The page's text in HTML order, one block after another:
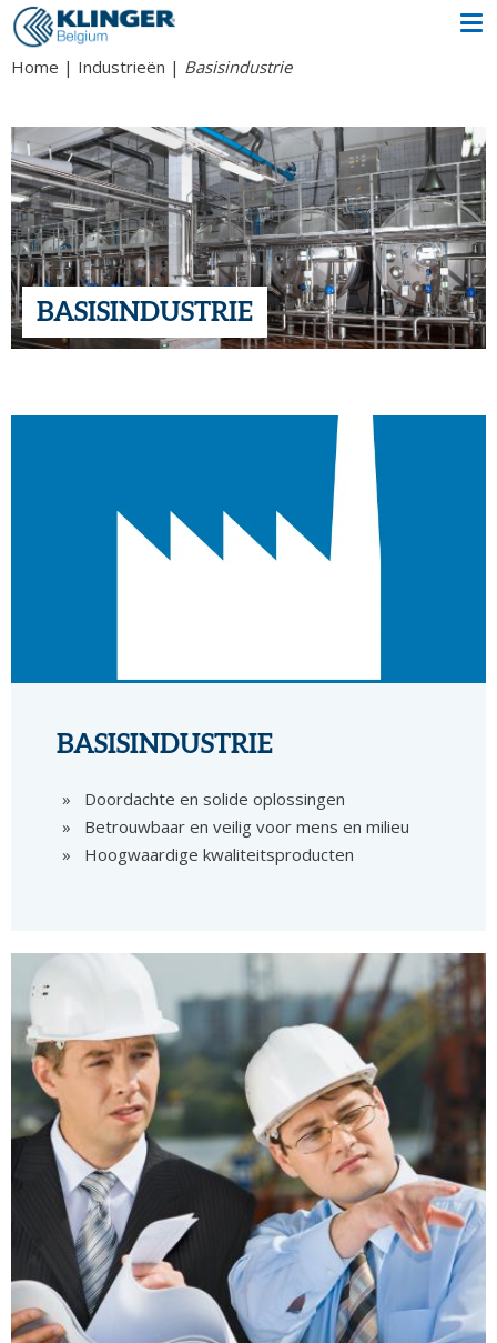
Home Industrieën Basisindustrie
BASISINDUSTRIE
BASISINDUSTRIE
Doordachte en solide oplossingen
Betrouwbaar en veilig voor mens en milieu
Hoogwaardige kwaliteitsproducten